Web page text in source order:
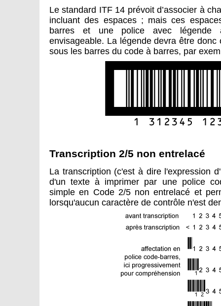
Le standard ITF 14 prévoit d’associer à
incluant des espaces ; mais ces
barres et une police avec légende
envisageable. La légende devra être
sous les barres du code à barres, par
Transcription 2/5 non entrelacé
La transcription (c'est à dire l'expression
d'un texte à imprimer par une police
simple en Code 2/5 non entrelacé et
lorsqu'aucun caractère de contrôle n'est